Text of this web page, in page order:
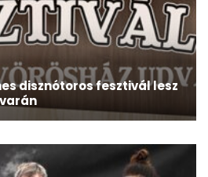
disznótoros fesztivál lesz